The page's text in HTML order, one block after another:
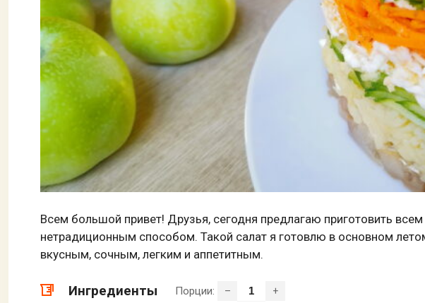
Всем большой привет! Друзья, сегодня предлагаю приготовить
нетрадиционным способом. Такой салат я готовлю в основном
вкусным, сочным, легким и аппетитным.
Ингредиенты Порции: – +